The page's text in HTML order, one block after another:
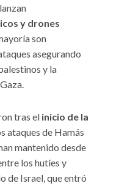
y drones
son
asegurando
y la
tras el inicio de la
ataques de Hamás
mantenido desde
los hutíes y
de Israel, que entró